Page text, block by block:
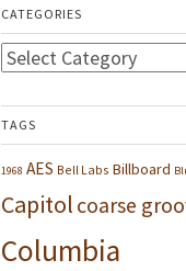
CATEGORIES
Categories
TAGS
1968 AES Bell Labs Billboard
Capitol coarse
Columbia